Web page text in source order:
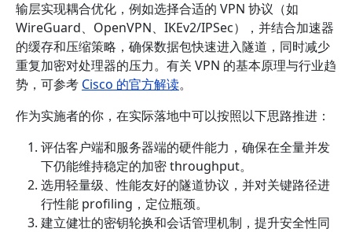
输层实现耦合优化，例如选择合适的 VPN 协议（如
WireGuard、OpenVPN、IKEv2/IPSec），并结合加速器
的缓存和压缩策略，确保数据包快速进入隧道，同时减少
重复加密对处理器的压力。有关 VPN 的基本原理与行业趋
势，可参考 Cisco 的官方解读。
作为实施者的你，在实际落地中可以按照以下思路推进：
评估客户端和服务器端的硬件能力，确保在全量并发
下仍能维持稳定的加密 throughput。
选用轻量级、性能友好的隧道协议，并对关键路径进
行性能 profiling，定位瓶颈。
建立健壮的密钥轮换和会话管理机制，提升安全性同